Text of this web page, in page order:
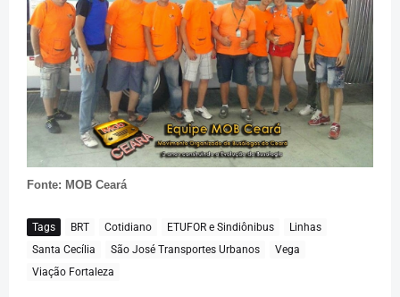
Fonte: MOB Ceará
Tags BRT Cotidiano ETUFOR e Sindiônibus
Linhas
Santa Cecília
São José Transportes Urbanos
Vega
Viação Fortaleza